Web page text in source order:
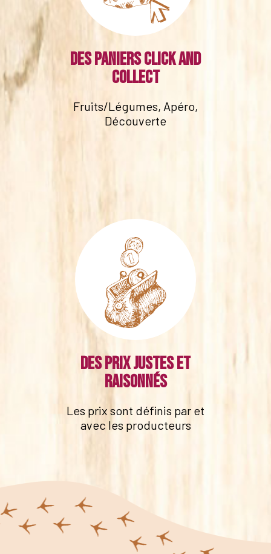
Des paniers click and
collect
Fruits/Légumes, Apéro,
Découverte
Des prix justes et
raisonnés
Les prix sont définis par et
avec les producteurs